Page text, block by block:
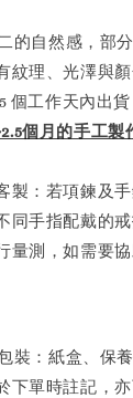
的自然感，部
理、光澤與顏
個工作天內出
個月的手工製
製：若項鍊及
同手指配戴的戒
量測，如需要
裝：紙盒、保
下單時註記，